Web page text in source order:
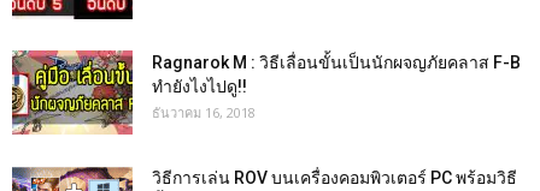
Ragnarok M : วิธีเลื่อนขั้นเป็นนักผจญภัยคลาส F-B
ทำยังไงไปดู!!
ธันวาคม 16, 2018
วิธีการเล่น ROV บนเครื่องคอมพิวเตอร์ PC พร้อมวิธี